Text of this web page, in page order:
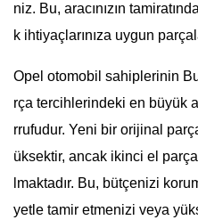
niz. Bu, aracınızın
k ihtiyaçlarınıza uygun
Opel otomobil sahiplerinin
rça tercihlerindeki en büyük
rrufudur. Yeni bir orijinal
üksektir, ancak ikinci el
lmaktadır. Bu, bütçenizi
yetle tamir etmenizi veya